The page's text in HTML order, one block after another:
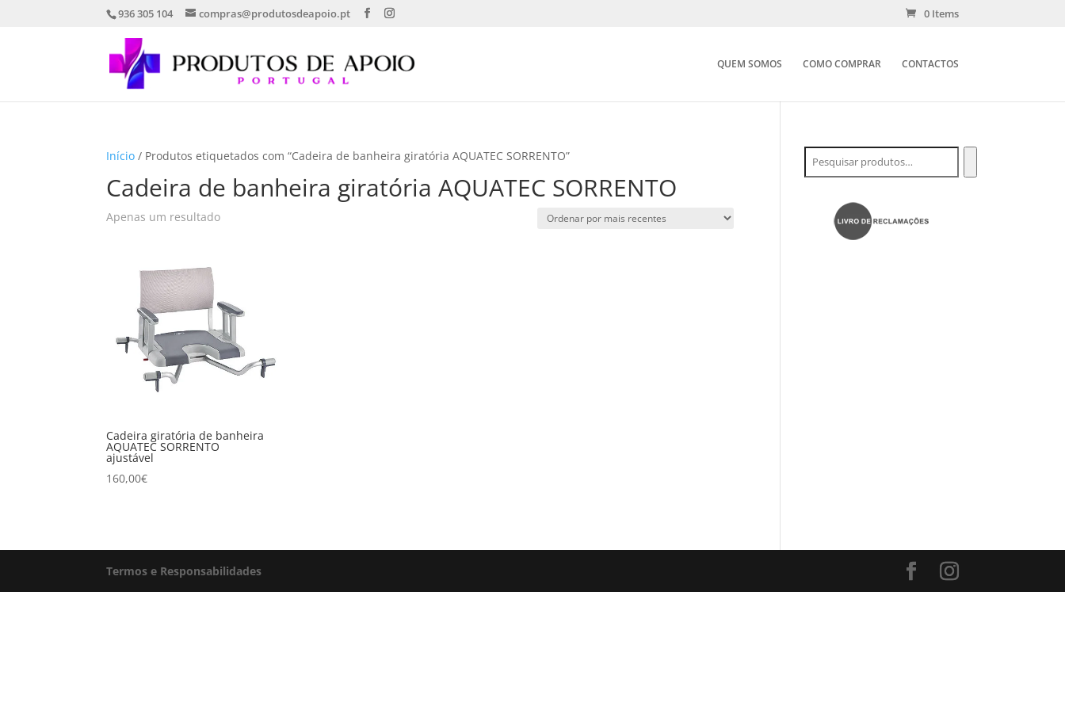
936 305 104 compras@produtosdeapoio.pt 0 Items
QUEM SOMOS COMO COMPRAR CONTACTOS
Início / Produtos etiquetados com “Cadeira de banheira giratória AQUATEC SORRENTO”
Cadeira de banheira giratória AQUATEC SORRENTO
Apenas um resultado
Cadeira giratória de banheira
AQUATEC SORRENTO
ajustável
160,00€
Termos e Responsabilidades